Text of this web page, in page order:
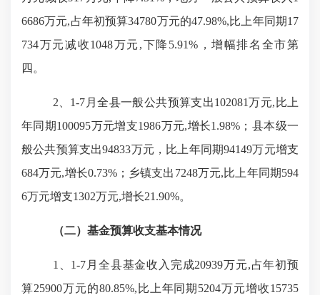
6686万元,占年初预算34780万元的47.98%,比上年同期17
734万元减收1048万元,下降5.91%，增幅排名全市第
四。
2、1-7月全县一般公共预算支出102081万元,比上
年同期100095万元增支1986万元,增长1.98%；县本级一
般公共预算支出94833万元，比上年同期94149万元增支
684万元,增长0.73%；乡镇支出7248万元,比上年同期594
6万元增支1302万元,增长21.90%。
（二）基金预算收支基本情况
1、1-7月全县基金收入完成20939万元,占年初预
算25900万元的80.85%,比上年同期5204万元增收15735